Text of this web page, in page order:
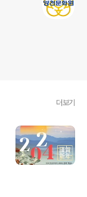
더보기